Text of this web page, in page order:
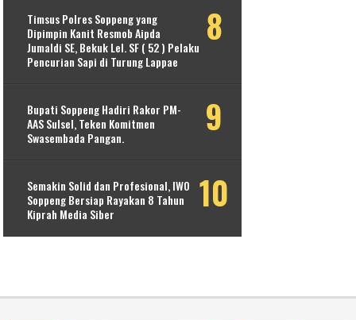
Timsus Polres Soppeng yang
Dipimpin Kanit Resmob Aipda
Jumaldi SE, Bekuk Lel. SF ( 52 ) Pelaku
Pencurian Sapi di Turung Lappae
Bupati Soppeng Hadiri Rakor PM-
AAS Sulsel, Teken Komitmen
Swasembada Pangan.
Semakin Solid dan Profesional, IWO
Soppeng Bersiap Rayakan 8 Tahun
Kiprah Media Siber